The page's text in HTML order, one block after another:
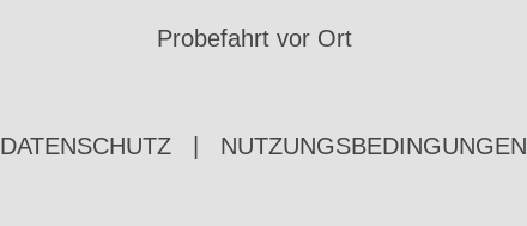
Probefahrt vor Ort
DATENSCHUTZ NUTZUNGSBEDINGUNGEN